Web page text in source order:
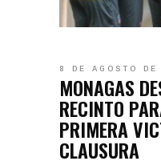
8 DE AGOSTO
MONAGAS
RECINTO
PRIMERA
CLAUSURA